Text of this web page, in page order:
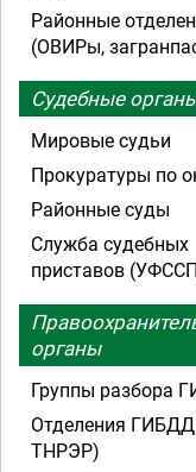
Районные
(ОВИРы,
Судебные
Мировые судьи
Прокуратуры по
Районные суды
Служба судебных
приставов
органы
Группы разбора
Отделения
ТНРЭР)